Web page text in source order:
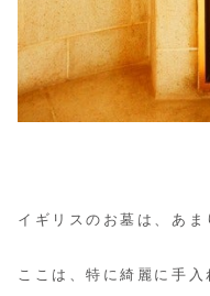
イギリスのお墓は、あま
ここは、特に綺麗に手入